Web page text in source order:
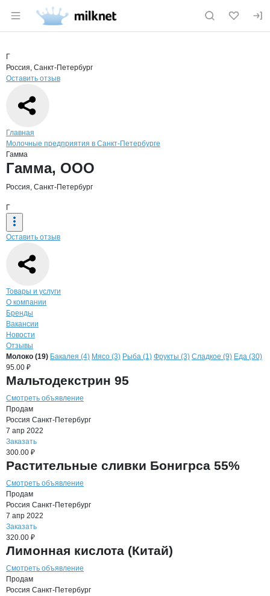
Раздел навигации по сайту milknet.ru
Страница компании
Страница компании
Краткая информация о компании
Г
Россия, Санкт-Петербург
Оставить отзыв
Навигация по сайту
Главная
Молочные предприятия в Санкт-Петербурге
Гамма
Основная информация о компании
Гамма, ООО
Россия, Санкт-Петербург
Г
Оставить отзыв
Навигация по странице
Товары и услуги
О компании
Бренды
Вакансии
Новости
Отзывы
ПродукцияГамма, ООО
Навигация по продуктамкомпании Гамма
Молоко (19) Бакалея (4) Мясо (3) Рыба (1) Фрукты (3) Сладкое (9) Еда (30)
95.00 ₽
Мальтодекстрин 95
Смотреть объявление
Продам
Россия Санкт-Петербург
7 апр 2022
Заказать
300.00 ₽
Растительные сливки Бонигрса 55%
Смотреть объявление
Продам
Россия Санкт-Петербург
7 апр 2022
Заказать
320.00 ₽
Лимонная кислота (Китай)
Смотреть объявление
Продам
Россия Санкт-Петербург